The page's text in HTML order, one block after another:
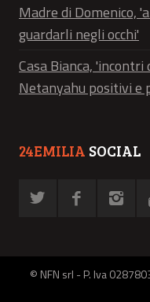
Madre di Domenico,
guardarli negli occhi'
Casa Bianca,
Netanyahu positivi e
24EMILIA SOCIAL
© NFN srl - P. Iva